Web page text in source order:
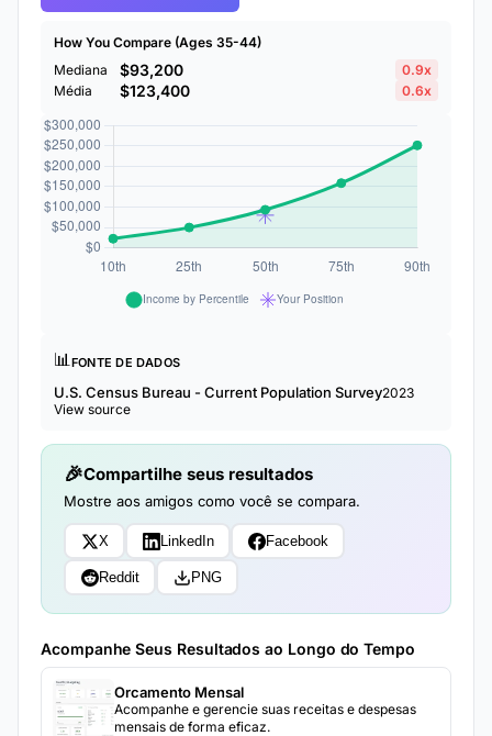
How You Compare (Ages 35-44)
Mediana
$93,200
0.9x
Média
$123,400 0.6x
📊FONTE DE DADOS
U.S. Census Bureau - Current Population Survey2023
View source
Compartilhe seus resultados
Mostre aos amigos como você se compara.
X LinkedIn Facebook
Reddit PNG
Acompanhe Seus Resultados ao Longo do Tempo
Orcamento Mensal
Acompanhe e gerencie suas receitas e despesas
mensais de forma eficaz.